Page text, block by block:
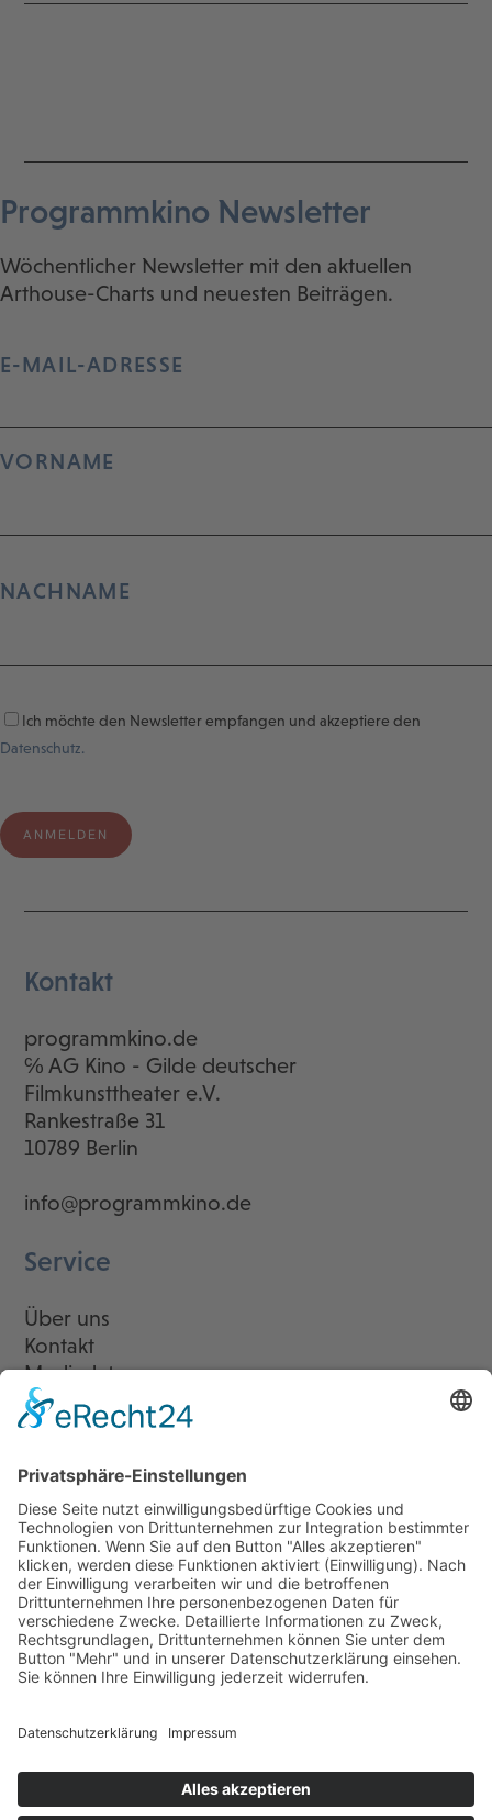
Programmkino Newsletter
Wöchentlicher Newsletter mit den aktuellen
Arthouse-Charts und neuesten Beiträgen.
E-MAIL-ADRESSE
VORNAME
NACHNAME
Ich möchte den Newsletter empfangen und akzeptiere den
Datenschutz.
Kontakt
programmkino.de
℅ AG Kino - Gilde deutscher
Filmkunsttheater e.V.
Rankestraße 31
10789 Berlin
info@programmkino.de
Service
Über uns
Kontakt
Mediadaten
Newsletter
LogIn
Legal
Impressum
Datenschutzerklärung
Cookie-Einstellungen
Programmkino.de richtet sich an Film- und Kinobegeisterte jeden
Geschlechts. Zur besseren Lesbarkeit haben wir uns aber entschlossen,